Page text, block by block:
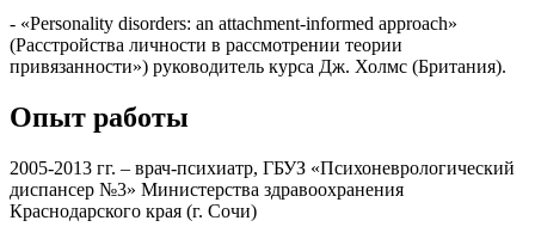
- «Personality disorders: an attachment-informed approach»
(Расстройства личности в рассмотрении теории
привязанности») руководитель курса Дж. Холмс (Британия).
Опыт работы
2005-2013 гг. – врач-психиатр, ГБУЗ «Психоневрологический
диспансер №3» Министерства здравоохранения
Краснодарского края (г. Сочи)